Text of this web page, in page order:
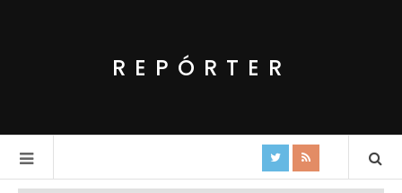
REPÓRTER